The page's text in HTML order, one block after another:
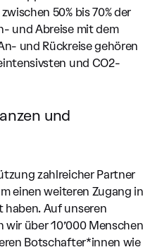
50% bis 70% der
und Abreise mit dem
und Rückreise gehören
und CO2-
und
zahlreicher Partner
einen weiteren Zugang in
Auf unseren
über 10’000 Menschen
Botschafter*innen wie